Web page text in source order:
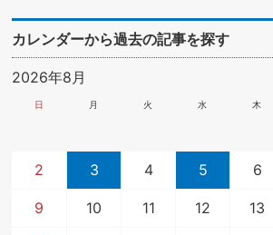
カレンダーから過去の記事を探す
2026年8月
日 月 火 水 木
2 3 4 5 6
9 10 11 12 13